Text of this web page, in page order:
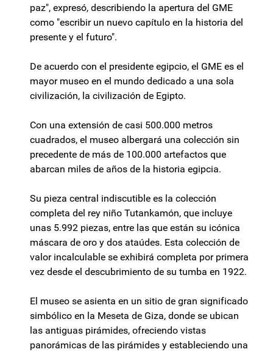
paz", expresó, describiendo la apertura del GME
como "escribir un nuevo capítulo en la historia del
presente y el futuro".
De acuerdo con el presidente egipcio, el GME es el
mayor museo en el mundo dedicado a una sola
civilización, la civilización de Egipto.
Con una extensión de casi 500.000 metros
cuadrados, el museo albergará una colección sin
precedente de más de 100.000 artefactos que
abarcan miles de años de la historia egipcia.
Su pieza central indiscutible es la colección
completa del rey niño Tutankamón, que incluye
unas 5.992 piezas, entre las que están su icónica
máscara de oro y dos ataúdes. Esta colección de
valor incalculable se exhibirá completa por primera
vez desde el descubrimiento de su tumba en 1922.
El museo se asienta en un sitio de gran significado
simbólico en la Meseta de Giza, donde se ubican
las antiguas pirámides, ofreciendo vistas
panorámicas de las pirámides y estableciendo una